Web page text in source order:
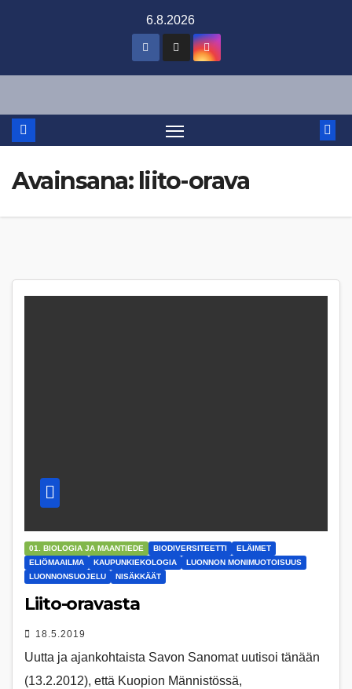
6.8.2026
Avainsana: liito-orava
01. BIOLOGIA JA MAANTIEDE BIODIVERSITEETTI
ELÄIMET
ELIÖMAAILMA
KAUPUNKIEKOLOGIA
LUONNON MONIMUOTOISUUS
LUONNONSUOJELU
NISÄKKÄÄT
Liito-oravasta
18.5.2019
Uutta ja ajankohtaista Savon Sanomat uutisoi tänään
(13.2.2012), että Kuopion Männistössä,